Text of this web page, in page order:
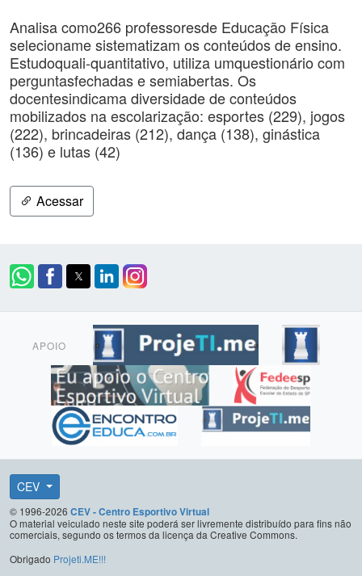
Analisa como266 professoresde Educação Física
selecioname sistematizam os conteúdos de ensino.
Estudoquali-quantitativo, utiliza umquestionário com
perguntasfechadas e semiabertas. Os
docentesindicama diversidade de conteúdos
mobilizados na escolarização: esportes (229), jogos
(222), brincadeiras (212), dança (138), ginástica
(136) e lutas (42)
Acessar
APOIO
CEV
© 1996-2026 CEV - Centro Esportivo Virtual
O material veiculado neste site poderá ser livremente distribuído para fins não
comerciais, segundo os termos da licença da Creative Commons.
Obrigado Projeti.ME!!!